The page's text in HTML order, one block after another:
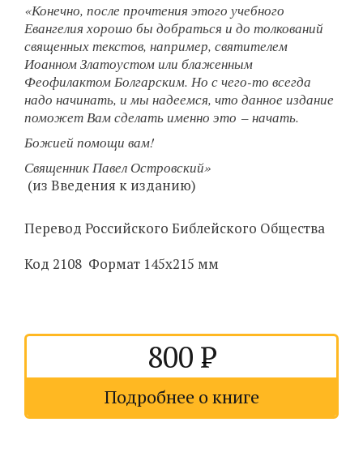
«Конечно, после прочтения этого учебного
Евангелия хорошо бы добраться и до толкований
священных текстов, например, святителем
Иоанном Златоустом или блаженным
Феофилактом Болгарским. Но с чего-то всегда
надо начинать, и мы надеемся, что данное издание
поможет Вам сделать именно это – начать.
Божией помощи вам!
Священник Павел Островский»
(из Введения к изданию)
Перевод Российского Библейского Общества
Код 2108 Формат 145х215 мм
800
Подробнее о книге